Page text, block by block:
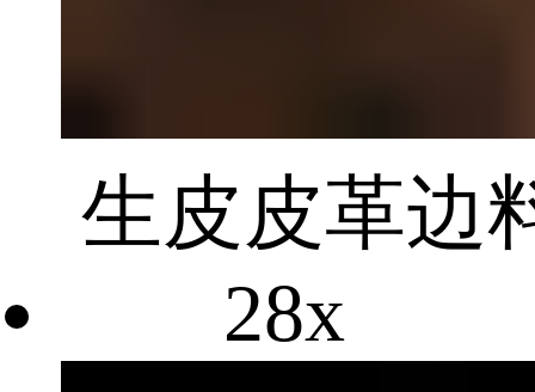
生皮皮革边
28x